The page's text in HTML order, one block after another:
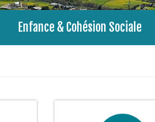
Enfance & Cohésion Sociale